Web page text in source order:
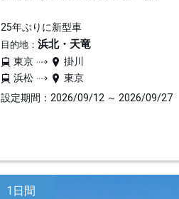
25年ぶりに新型車
目的地： 浜北・天竜
東京
掛川
浜松
東京
設定期間：2026/09/12 ～ 2026/09/27
1日間